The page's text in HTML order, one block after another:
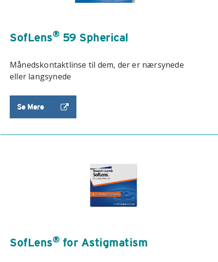
SofLens® 59 Spherical
Månedskontaktlinse til dem, der er nærsynede
eller langsynede
Se Mere
SofLens® for Astigmatism